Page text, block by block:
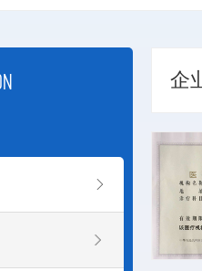
企